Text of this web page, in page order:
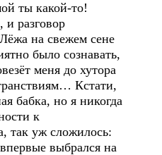
ты какой-то!
и разговор
на свежем сене
было сознавать,
меня до хутора
Кстати,
бабка, но я никогда
к
так уж сложилось:
выбрался на